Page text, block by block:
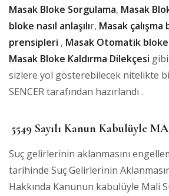
Masak Bloke Sorgulama, Masak
bloke nasıl anlaşılır, Masak çalışma
prensipleri , Masak Otomatik bloke
Masak Bloke Kaldırma Dilekçesi
sizlere yol gösterebilecek nitelikte
SENCER tarafından hazırlandı .
5549 Sayılı Kanun Kabulüyle
Suç gelirlerinin aklanmasını
tarihinde Suç Gelirlerinin
Hakkında Kanunun kabulüyle Mali